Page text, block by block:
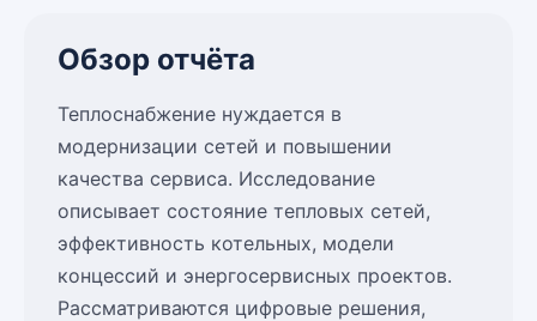
Обзор отчёта
Теплоснабжение нуждается в
модернизации сетей и повышении
качества сервиса. Исследование
описывает состояние тепловых сетей,
эффективность котельных, модели
концессий и энергосервисных проектов.
Рассматриваются цифровые решения,